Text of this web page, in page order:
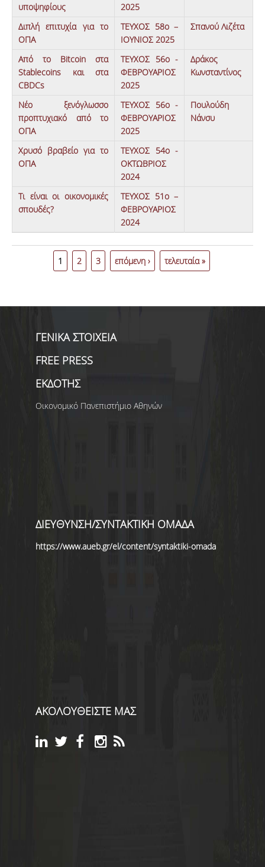
υποψηφίους
2025
Διπλή επιτυχία για το
ΟΠΑ
ΤΕΥΧΟΣ 58ο –
IOYNΙΟΣ 2025
Σπανού Λιζέτα
Από το Bitcoin στα
Stablecoins και στα
CBDCs
ΤΕΥΧΟΣ 56ο -
ΦΕΒΡΟΥΑΡΙΟΣ
2025
Δράκος
Κωνσταντίνος
Νέο ξενόγλωσσο
προπτυχιακό από το
ΟΠΑ
ΤΕΥΧΟΣ 56ο -
ΦΕΒΡΟΥΑΡΙΟΣ
2025
Πουλούδη
Νάνσυ
Χρυσό βραβείο για το
ΟΠΑ
ΤΕΥΧΟΣ 54ο -
ΟΚΤΩΒΡΙΟΣ
2024
Τι είναι οι οικονομικές
σπουδές?
ΤΕΥΧΟΣ 51ο –
ΦΕΒΡΟΥΑΡΙΟΣ
2024
1 2 3 επόμενη › τελευταία »
ΓΕΝΙΚΑ ΣΤΟΙΧΕΙΑ
FREE PRESS
ΕΚΔΟΤΗΣ
Οικονομικό Πανεπιστήμιο Αθηνών
ΔΙΕΥΘΥΝΣΗ/ΣΥΝΤΑΚΤΙΚΗ ΟΜΑΔΑ
https://www.aueb.gr/el/content/syntaktiki-omada
ΑΚΟΛΟΥΘΕΙΣΤΕ ΜΑΣ